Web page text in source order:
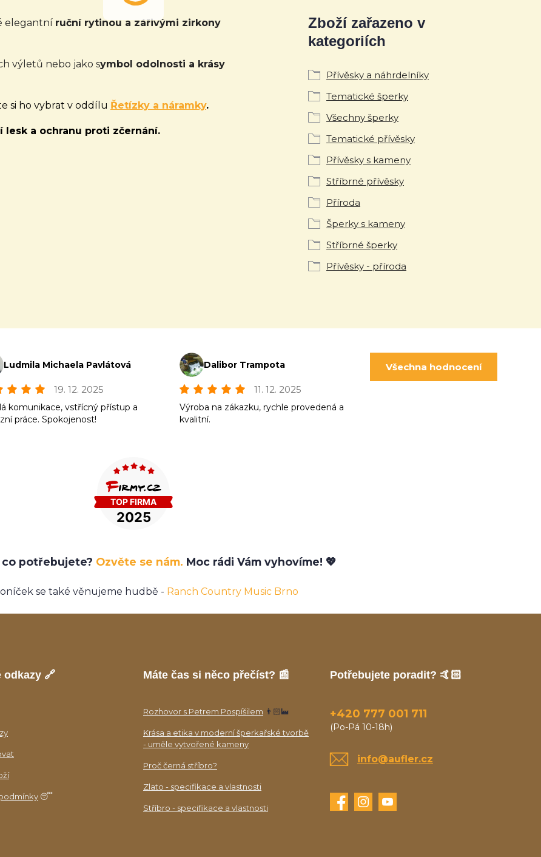
elegantní ruční rytinou a zářivými zirkony
výletů nebo jako symbol odolnosti a krásy
si ho vybrat v oddílu Řetízky a náramky.
lesk a ochranu proti zčernání.
Zboží zařazeno v
kategoriích
Přívěsky a náhrdelníky
Tematické šperky
Všechny šperky
Tematické přívěsky
Přívěsky s kameny
Stříbrné přívěsky
Příroda
Šperky s kameny
Stříbrné šperky
Přívěsky - příroda
Ludmila Michaela Pavlátová
19. 12. 2025
komunikace, vstřícný přístup a
práce. Spokojenost!
Dalibor Trampota
11. 12. 2025
Výroba na zákazku, rychle provedená a
kvalitní.
Všechna hodnocení
co potřebujete? Ozvěte se nám. Moc rádi Vám vyhovíme! 💖
se také věnujeme hudbě - Ranch Country Music Brno
odkazy 🔗
😴
Máte čas si něco přečíst? 📰
Rozhovor s Petrem Pospíšilem 👨🏻‍🏭
Krása a etika v moderní šperkařské tvorbě
- uměle vytvořené kameny
Proč černá stříbro?
Zlato - specifikace a vlastnosti
Stříbro - specifikace a vlastnosti
Potřebujete poradit? 🤙🏻
+420 777 001 711
(Po-Pá 10-18h)
info@aufler.cz